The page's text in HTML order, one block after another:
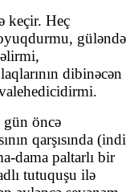
keçir. Heç
güləndə
dibinəcən
valehedicidirmi.
öncə
qarşısında (indi
dama paltarlı bir
tutuquşu ilə